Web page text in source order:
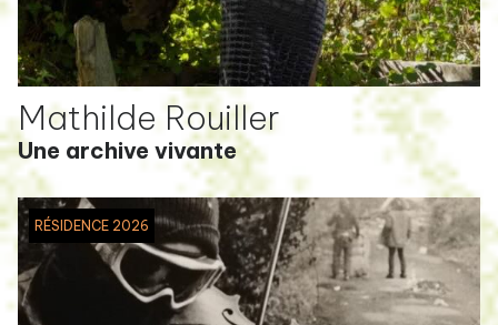
Mathilde Rouiller
Une archive vivante
RÉSIDENCE 2026